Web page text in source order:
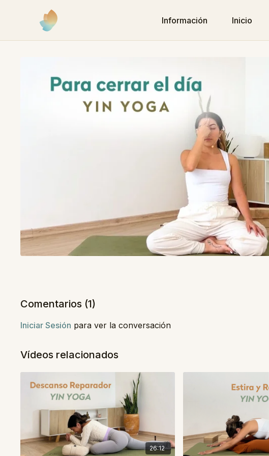
Información Inicio
Comentarios (1)
Iniciar Sesión para ver la conversación
Vídeos relacionados
26:12